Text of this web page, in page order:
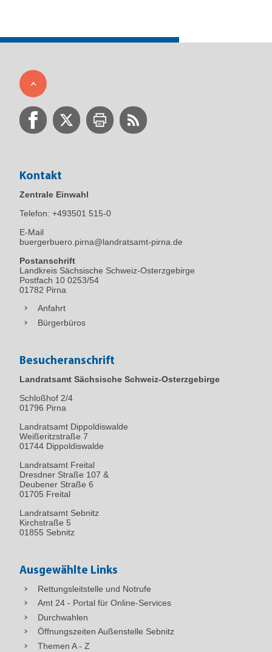
Kontakt
Zentrale Einwahl
Telefon: +493501 515-0
E-Mail
buergerbuero.pirna@landratsamt-pirna.de
Postanschrift
Landkreis Sächsische Schweiz-Osterzgebirge
Postfach 10 0253/54
01782 Pirna
Anfahrt
Bürgerbüros
Besucheranschrift
Landratsamt Sächsische Schweiz-Osterzgebirge
Schloßhof 2/4
01796 Pirna
Landratsamt Dippoldiswalde
Weißeritzstraße 7
01744 Dippoldiswalde
Landratsamt Freital
Dresdner Straße 107 &
Deubener Straße 6
01705 Freital
Landratsamt Sebnitz
Kirchstraße 5
01855 Sebnitz
Ausgewählte Links
Rettungsleitstelle und Notrufe
Amt 24 - Portal für Online-Services
Durchwahlen
Öffnungszeiten Außenstelle Sebnitz
Themen A - Z